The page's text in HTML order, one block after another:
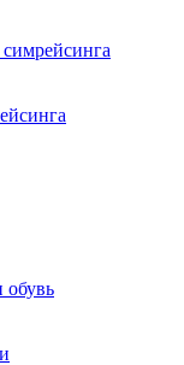
обувь